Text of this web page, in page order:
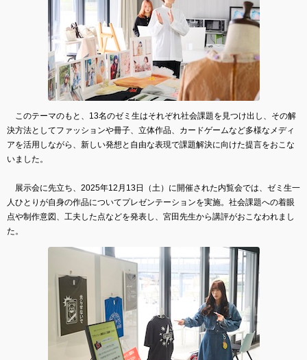
このテーマのもと、13名のゼミ生はそれぞれ社会課題を見つけ出し、その解
決方法としてファッションや冊子、立体作品、カードゲームなど多様なメディ
アを活用しながら、新しい発想と自由な表現で課題解決に向けた提言をおこな
いました。
展示会に先立ち、2025年12月13日（土）に開催された内覧会では、ゼミ生一
人ひとりが自身の作品についてプレゼンテーションを実施。社会課題への着眼
点や制作意図、工夫した点などを発表し、宮田先生から講評がおこなわれまし
た。